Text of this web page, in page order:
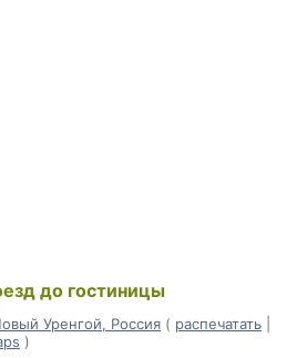
до гостиницы
Уренгой, Россия ( распечатать
)